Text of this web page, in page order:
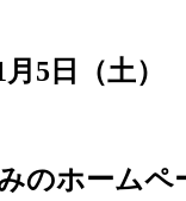
月 5 日（土）
みのホーム